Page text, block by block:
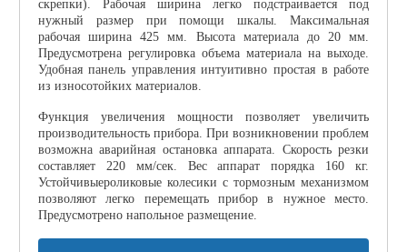
скрепки). Рабочая ширина легко подстраивается под
нужный размер при помощи шкалы. Максимальная
рабочая ширина 425 мм. Высота материала до 20 мм.
Предусмотрена регулировка объема материала на выходе.
Удобная панель управления интуитивно простая в работе
из износотойких материалов.
Функция увеличения мощности позволяет увеличить
производительность прибора. При возникновении проблем
возможна аварийная остановка аппарата. Скорость резки
составляет 220 мм/сек. Вес аппарат порядка 160 кг.
Устойчивыероликовые колесики с тормозным механизмом
позволяют легко перемещать прибор в нужное место.
Предусмотрено напольное размещение.